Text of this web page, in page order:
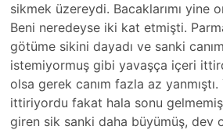
sikmek üzereydi. Bacakl­arımı yine
Beni neredeyse iki kat etmişti.
götüme sikini dayadı ve sanki
istemiyormuş gibi yavaşça içeri
olsa gerek canım fazla az
ittiriyordu fakat hala sonu
giren sik sanki daha büyümüş, dev